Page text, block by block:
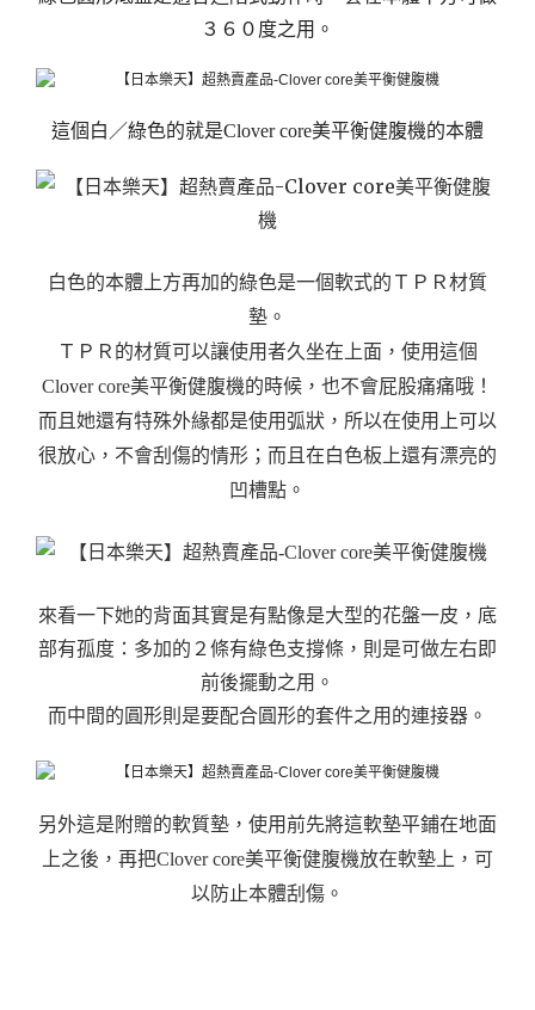
３６０度之用。
這個白／綠色的就是Clover core美平衡健腹機的本體
白色的本體上方再加的綠色是一個軟式的ＴＰＲ材質
墊。
ＴＰＲ的材質可以讓使用者久坐在上面，使用這個
Clover core美平衡健腹機的時候，也不會屁股痛痛哦！
而且她還有特殊外緣都是使用弧狀，所以在使用上可以
很放心，不會刮傷的情形；而且在白色板上還有漂亮的
凹槽點。
來看一下她的背面其實是有點像是大型的花盤一皮，底
部有孤度：多加的２條有綠色支撐條，則是可做左右即
前後擺動之用。
而中間的圓形則是要配合圓形的套件之用的連接器。
另外這是附贈的軟質墊，使用前先將這軟墊平鋪在地面
上之後，再把Clover core美平衡健腹機放在軟墊上，可
以防止本體刮傷。